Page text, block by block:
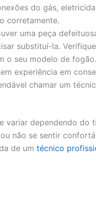
do gás,
corretamente.
uma peça
substituí-la.
o seu modelo de fogão.
experiência em
chamar um
variar dependendo do
não se sentir
de um técnico